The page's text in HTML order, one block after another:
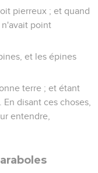
pierreux ; et quand
point
et les épines
terre ; et étant
disant ces choses,
entendre,